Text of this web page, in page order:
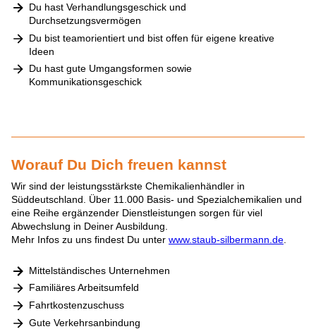
Du hast Verhandlungsgeschick und
Durchsetzungsvermögen
Du bist teamorientiert und bist offen für eigene kreative
Ideen
Du hast gute Umgangsformen sowie
Kommunikationsgeschick
Worauf Du Dich freuen kannst
Wir sind der leistungsstärkste Chemikalienhändler in
Süddeutschland. Über 11.000 Basis- und Spezialchemikalien und
eine Reihe ergänzender Dienstleistungen sorgen für viel
Abwechslung in Deiner Ausbildung.
Mehr Infos zu uns findest Du unter www.staub-silbermann.de
Mittelständisches Unternehmen
Familiäres Arbeitsumfeld
Fahrtkostenzuschuss
Gute Verkehrsanbindung